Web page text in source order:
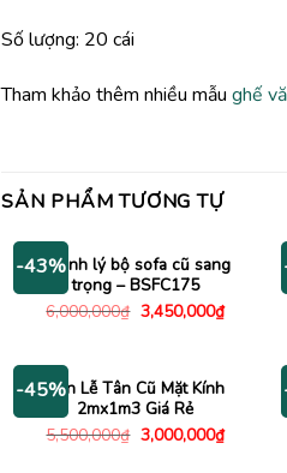
Số lượng: 20 cái
Tham khảo thêm nhiều mẫu ghế
SẢN PHẨM TƯƠNG TỰ
-43%Thanh lý bộ sofa cũ sang
trọng – BSFC175
6,000,000₫ Giá
gốc
3,450,000₫Giá
hiện
-45%Bàn Lễ Tân Cũ Mặt Kính
2mx1m3 Giá Rẻ
5,500,000₫ Giá
gốc
3,000,000₫Giá
hiện